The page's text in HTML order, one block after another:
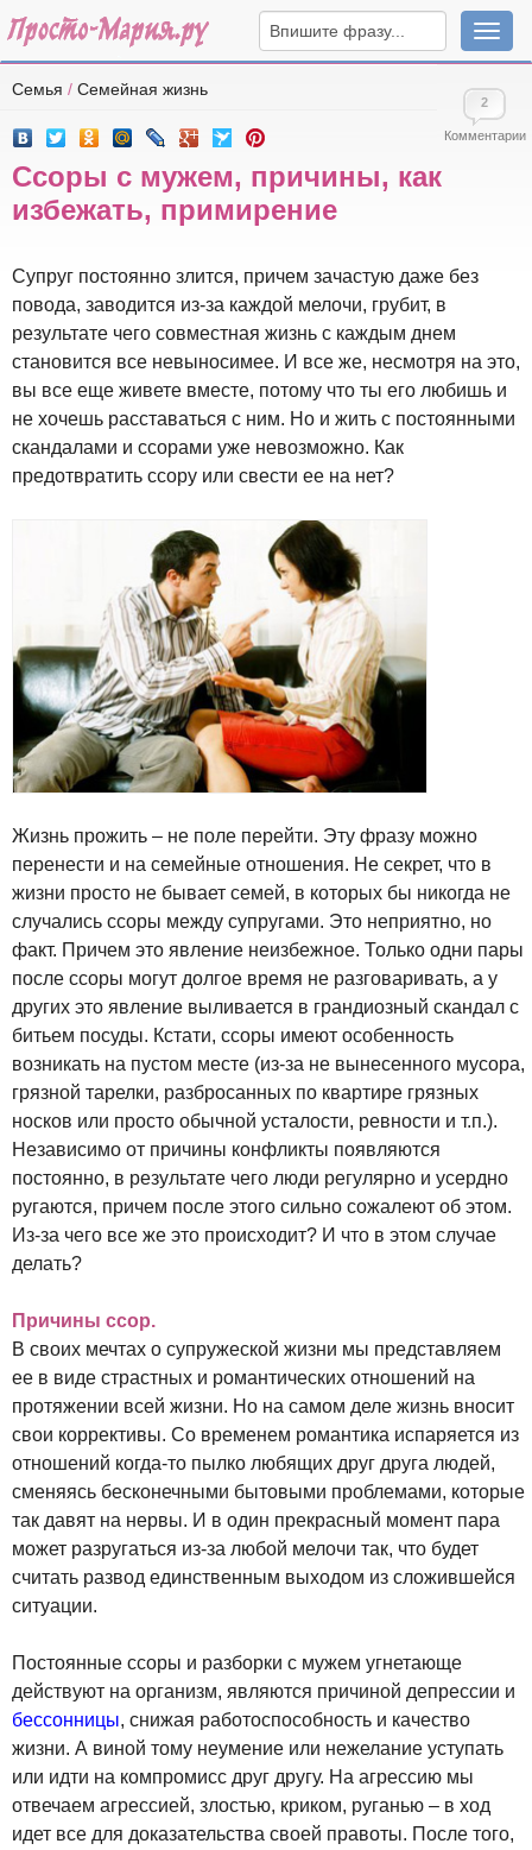
Семья / Семейная жизнь
2
Комментарии
Ссоры с мужем, причины, как
избежать, примирение
Супруг постоянно злится, причем зачастую даже без
повода, заводится из-за каждой мелочи, грубит, в
результате чего совместная жизнь с каждым днем
становится все невыносимее. И все же, несмотря на это,
вы все еще живете вместе, потому что ты его любишь и
не хочешь расставаться с ним. Но и жить с постоянными
скандалами и ссорами уже невозможно. Как
предотвратить ссору или свести ее на нет?
Жизнь прожить – не поле перейти. Эту фразу можно
перенести и на семейные отношения. Не секрет, что в
жизни просто не бывает семей, в которых бы никогда не
случались ссоры между супругами. Это неприятно, но
факт. Причем это явление неизбежное. Только одни пары
после ссоры могут долгое время не разговаривать, а у
других это явление выливается в грандиозный скандал с
битьем посуды. Кстати, ссоры имеют особенность
возникать на пустом месте (из-за не вынесенного мусора,
грязной тарелки, разбросанных по квартире грязных
носков или просто обычной усталости, ревности и т.п.).
Независимо от причины конфликты появляются
постоянно, в результате чего люди регулярно и усердно
ругаются, причем после этого сильно сожалеют об этом.
Из-за чего все же это происходит? И что в этом случае
делать?
Причины ссор.
В своих мечтах о супружеской жизни мы представляем
ее в виде страстных и романтических отношений на
протяжении всей жизни. Но на самом деле жизнь вносит
свои коррективы. Со временем романтика испаряется из
отношений когда-то пылко любящих друг друга людей,
сменяясь бесконечными бытовыми проблемами, которые
так давят на нервы. И в один прекрасный момент пара
может разругаться из-за любой мелочи так, что будет
считать развод единственным выходом из сложившейся
ситуации.
Постоянные ссоры и разборки с мужем угнетающе
действуют на организм, являются причиной депрессии и
бессонницы, снижая работоспособность и качество
жизни. А виной тому неумение или нежелание уступать
или идти на компромисс друг другу. На агрессию мы
отвечаем агрессией, злостью, криком, руганью – в ход
идет все для доказательства своей правоты. После того,